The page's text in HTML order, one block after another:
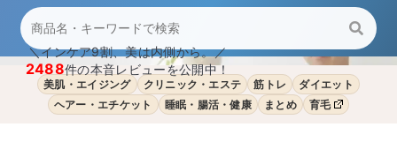
＼インケア9割、美は内側から。／
2488件の本音レビューを公開中！
美肌・エイジング クリニック・エステ 筋トレ
ダイエット
ヘアー・エチケット
睡眠・腸活・健康 まとめ 育毛